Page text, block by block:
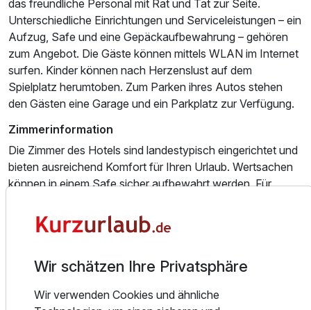
Ausstattung
Für 2 Tage
das freundliche Personal mit Rat und Tat zur Seite.
Unterschiedliche Einrichtungen und Serviceleistungen – ein
Aufzug, Safe und eine Gepäckaufbewahrung – gehören
zum Angebot. Die Gäste können mittels WLAN im Internet
surfen. Kinder können nach Herzenslust auf dem
Spielplatz herumtoben. Zum Parken ihres Autos stehen
den Gästen eine Garage und ein Parkplatz zur Verfügung.
Zimmerinformation
Die Zimmer des Hotels sind landestypisch eingerichtet und
bieten ausreichend Komfort für Ihren Urlaub. Wertsachen
können in einem Safe sicher aufbewahrt werden. Für
Kabelempfang und WiFi. Im Badezimmer, ausgestattet mit
einer Dusche, sind ein Haartrockner und Bademäntel
Essen und Trinken
Es stehen verschiedene gastronomische Einrichtungen zur
Wir schätzen Ihre Privatsphäre
Wir verwenden Cookies und ähnliche